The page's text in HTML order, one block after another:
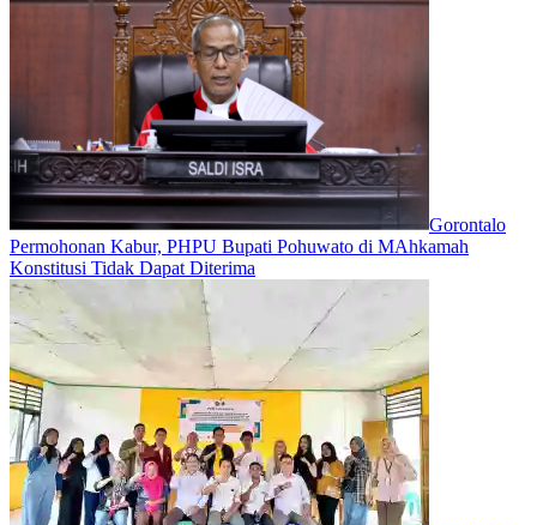
Gorontalo
Permohonan Kabur, PHPU Bupati Pohuwato di MAhkamah
Konstitusi Tidak Dapat Diterima